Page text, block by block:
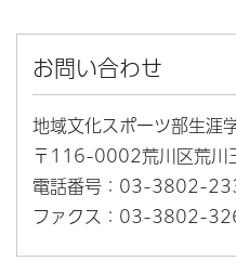
お問い合わせ
地域文化スポーツ部生涯
〒116-0002荒川区荒川
電話番号：03-3802-
ファクス：03-3802-